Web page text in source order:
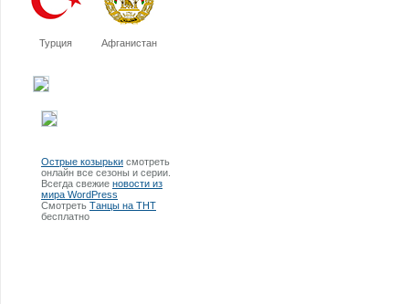
Турция Афганистан
Острые козырьки смотреть
онлайн все сезоны и серии.
Всегда свежие новости из
мира WordPress
Смотреть Танцы на ТНТ
бесплатно